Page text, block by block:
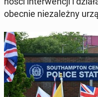
obecnie nie­za­leż­ny